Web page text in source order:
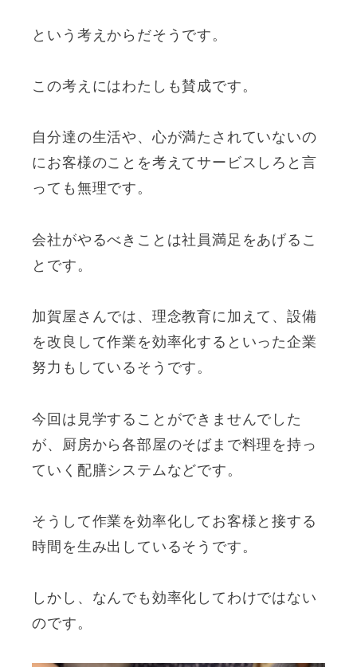
という考えからだそうです。
この考えにはわたしも賛成です。
自分達の生活や、心が満たされていないの
にお客様のことを考えてサービスしろと言
っても無理です。
会社がやるべきことは社員満足をあげるこ
とです。
加賀屋さんでは、理念教育に加えて、設備
を改良して作業を効率化するといった企業
努力もしているそうです。
今回は見学することができませんでした
が、厨房から各部屋のそばまで料理を持っ
ていく配膳システムなどです。
そうして作業を効率化してお客様と接する
時間を生み出しているそうです。
しかし、なんでも効率化してわけではない
のです。